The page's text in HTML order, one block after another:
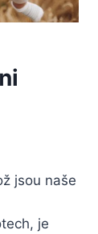
jsou naše
je